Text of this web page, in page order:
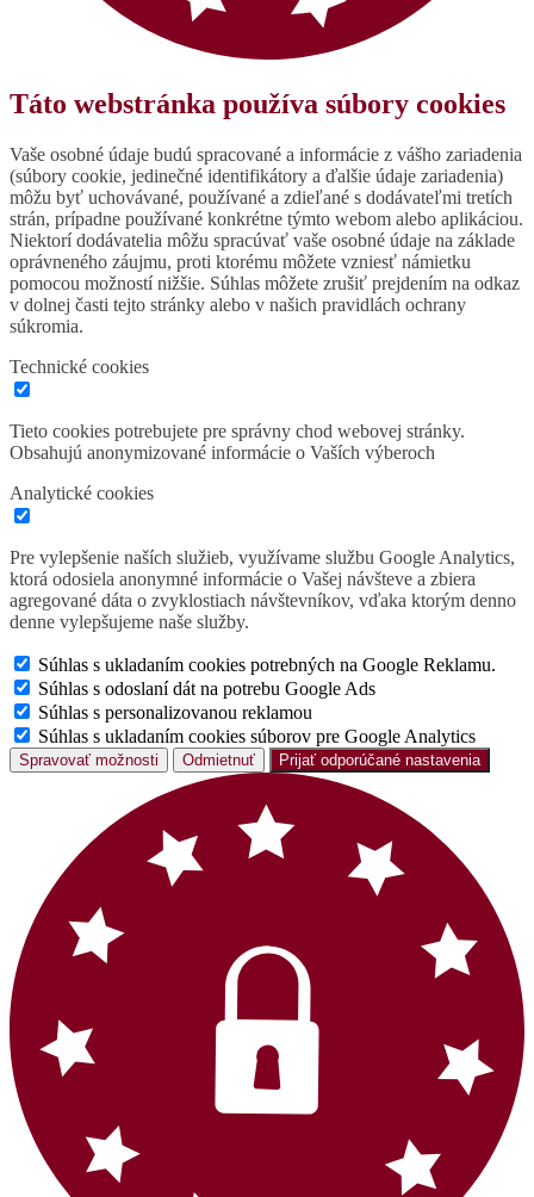
Táto webstránka používa súbory cookies
Vaše osobné údaje budú spracované a informácie z vášho zariadenia
(súbory cookie, jedinečné identifikátory a ďalšie údaje zariadenia)
môžu byť uchovávané, používané a zdieľané s dodávateľmi tretích
strán, prípadne používané konkrétne týmto webom alebo aplikáciou.
Niektorí dodávatelia môžu spracúvať vaše osobné údaje na základe
oprávneného záujmu, proti ktorému môžete vzniesť námietku
pomocou možností nižšie. Súhlas môžete zrušiť prejdením na odkaz
v dolnej časti tejto stránky alebo v našich pravidlách ochrany
súkromia.
Technické cookies
Tieto cookies potrebujete pre správny chod webovej stránky.
Obsahujú anonymizované informácie o Vaších výberoch
Analytické cookies
Pre vylepšenie naších služieb, využívame službu Google Analytics,
ktorá odosiela anonymné informácie o Vašej návšteve a zbiera
agregované dáta o zvyklostiach návštevníkov, vďaka ktorým denno
denne vylepšujeme naše služby.
Súhlas s ukladaním cookies potrebných na Google Reklamu.
Súhlas s odoslaní dát na potrebu Google Ads
Súhlas s personalizovanou reklamou
Súhlas s ukladaním cookies súborov pre Google Analytics
Spravovať možnosti Odmietnuť Prijať odporúčané nastavenia